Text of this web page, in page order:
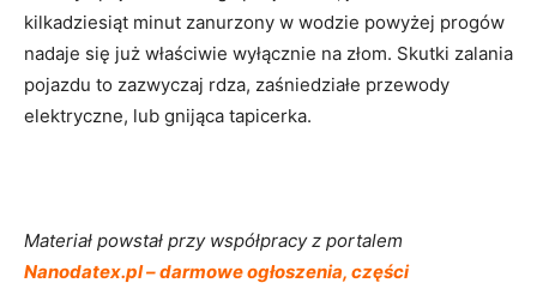
kilkadziesiąt minut zanurzony w wodzie powyżej progów
nadaje się już właściwie wyłącznie na złom. Skutki zalania
pojazdu to zazwyczaj rdza, zaśniedziałe przewody
elektryczne, lub gnijąca tapicerka.
Materiał powstał przy współpracy z portalem
Nanodatex.pl – darmowe ogłoszenia, części